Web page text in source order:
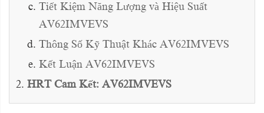
Tiết Kiệm Năng Lượng và Hiệu Suất
AV62IMVEVS
Thông Số Kỹ Thuật Khác AV62IMVEVS
Kết Luận AV62IMVEVS
HRT Cam Kết: AV62IMVEVS